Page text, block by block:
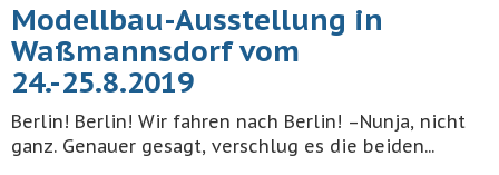
Modellbau-Ausstellung in
Waßmannsdorf vom
24.-25.8.2019
Berlin! Berlin! Wir fahren nach Berlin! –Nunja, nicht
ganz. Genauer gesagt, verschlug es die beiden...